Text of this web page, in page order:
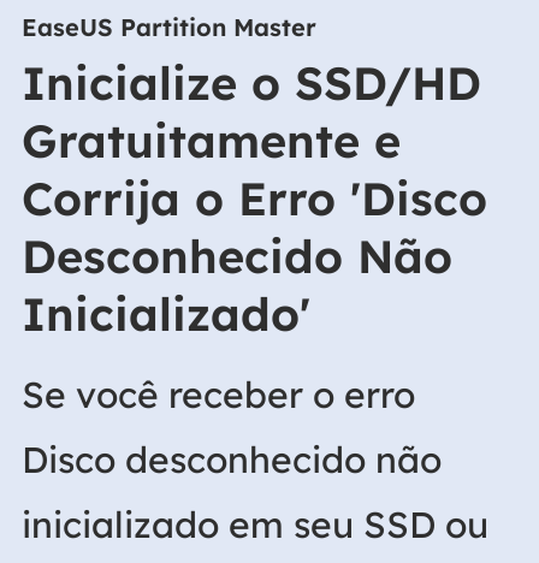
EaseUS Partition Master
Inicialize o SSD/HD
Gratuitamente e
Corrija o Erro 'Disco
Desconhecido Não
Inicializado'
Se você receber o erro
Disco desconhecido não
inicializado em seu SSD ou